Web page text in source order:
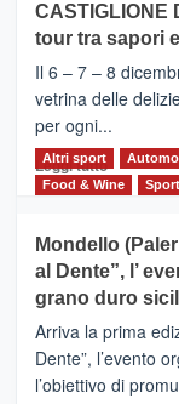
MOIO
–
Vivicittà,
alla
scoperta
del
territorio,
e
messaggi
di
CASTIGLIONE
tour tra sapori
Il 6 – 7 – 8
vetrina delle
per ogni...
Leggi tuttoLeggi
di
DI
SICILIA
(Ct)
–
Il
Borgo
Altri sport
Food & Wine
Sport
Mondello
al Dente”, l’
grano duro
Arriva la prima
Dente”, l’evento
l’obiettivo di